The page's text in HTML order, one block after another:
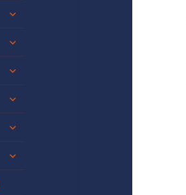
untermenü
untermenü
untermenü
untermenü
untermenü
untermenü